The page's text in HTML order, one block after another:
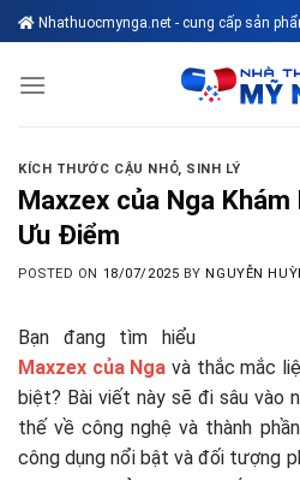
Skip
to
content
Nhathuocmynga.net - cung cấp sản
KÍCH THƯỚC CẬU NHỎ, SINH LÝ
Maxzex của Nga Khám
Ưu Điểm
POSTED ON 18/07/2025 BYNGUYỄN
Bạn đang tìm hiểu
Maxzex của Nga và thắc mắc
biệt? Bài viết này sẽ đi sâu vào
thế về công nghệ và thành
công dụng nổi bật và đối tượng